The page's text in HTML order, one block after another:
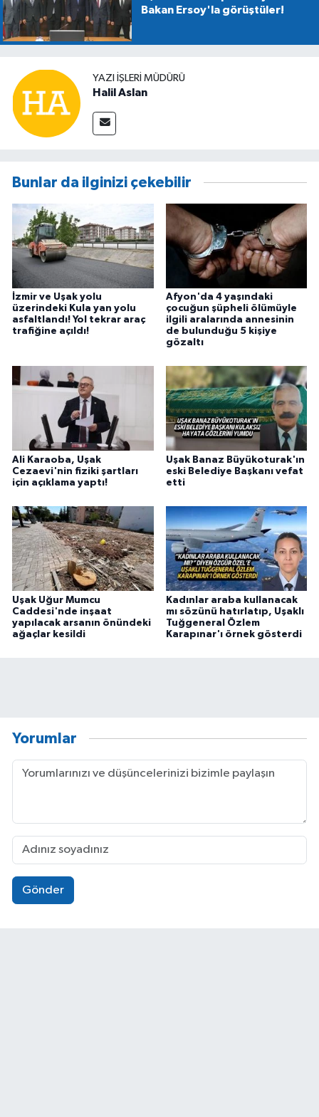
Bakan Ersoy'la görüştüler!
YAZI İŞLERİ MÜDÜRÜ
Halil Aslan
Bunlar da ilginizi çekebilir
İzmir ve Uşak yolu
üzerindeki Kula yan yolu
asfaltlandı! Yol tekrar araç
trafiğine açıldı!
Afyon'da 4 yaşındaki
çocuğun şüpheli ölümüyle
ilgili aralarında annesinin
de bulunduğu 5 kişiye
gözaltı
Ali Karaoba, Uşak
Cezaevi'nin fiziki şartları
için açıklama yaptı!
Uşak Banaz Büyükoturak'ın
eski Belediye Başkanı vefat
etti
Uşak Uğur Mumcu
Caddesi'nde inşaat
yapılacak arsanın önündeki
ağaçlar kesildi
Kadınlar araba kullanacak
mı sözünü hatırlatıp, Uşaklı
Tuğgeneral Özlem
Karapınar'ı örnek gösterdi
Yorumlar
Gönder